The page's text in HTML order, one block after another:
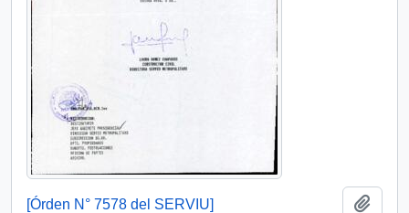
[Órden N° 7578 del SERVIU]